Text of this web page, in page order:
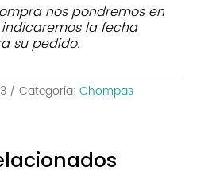
nos pondremos en
la fecha
su pedido.
Categoría: Chompas